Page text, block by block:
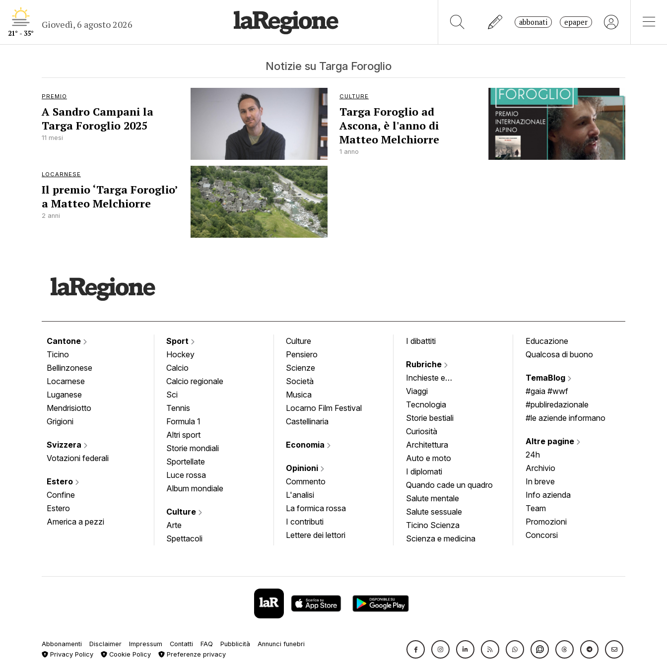
21° - 35°
Giovedì, 6 agosto 2026 abbonati epaper
Notizie su Targa Foroglio
PREMIO
A Sandro Campani la
Targa Foroglio 2025
11 mesi
CULTURE
Targa Foroglio ad
Ascona, è l'anno di
Matteo Melchiorre
1 anno
LOCARNESE
Il premio ‘Targa Foroglio’
a Matteo Melchiorre
2 anni
Cantone
Ticino
Bellinzonese
Locarnese
Luganese
Mendrisiotto
Grigioni
Svizzera
Votazioni federali
Estero
Confine
Estero
America a pezzi
Sport
Hockey
Calcio
Calcio regionale
Sci
Tennis
Formula 1
Altri sport
Storie mondiali
Sportellate
Luce rossa
Album mondiale
Culture
Arte
Spettacoli
Culture
Pensiero
Scienze
Società
Musica
Locarno Film Festival
Castellinaria
Economia
Opinioni
Commento
L'analisi
La formica rossa
I contributi
Lettere dei lettori
I dibattiti
Rubriche
Inchieste e
approfondimenti
Viaggi
Tecnologia
Storie bestiali
Curiosità
Architettura
Auto e moto
I diplomati
Quando cade un quadro
Salute mentale
Salute sessuale
Ticino Scienza
Scienza e medicina
Educazione
Qualcosa di buono
TemaBlog
#gaia #wwf
#publiredazionale
#le aziende informano
Altre pagine
24h
Archivio
In breve
Info azienda
Team
Promozioni
Concorsi
Abbonamenti Disclaimer Impressum Contatti FAQ Pubblicità
Annunci funebri
Privacy Policy
Cookie Policy Preferenze privacy